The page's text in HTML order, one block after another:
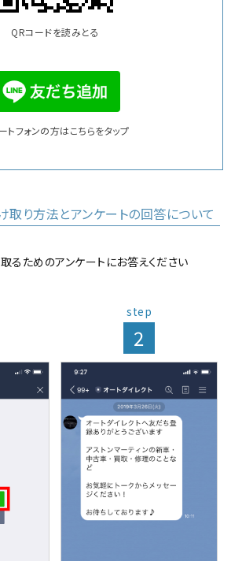
QRコードを読みとる
トフォンの方はこちらをタップ
取り方法とアンケートの回答について
るためのアンケートにお答えください
step
2